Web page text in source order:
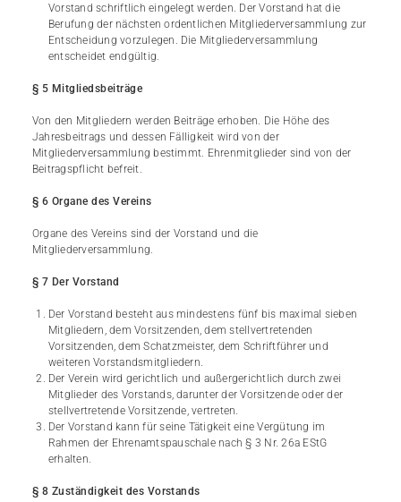
Vorstand schriftlich eingelegt werden. Der Vorstand hat die
Berufung der nächsten ordentlichen Mitgliederversammlung zur
Entscheidung vorzulegen. Die Mitgliederversammlung
entscheidet endgültig.
§ 5 Mitgliedsbeiträge
Von den Mitgliedern werden Beiträge erhoben. Die Höhe des
Jahresbeitrags und dessen Fälligkeit wird von der
Mitgliederversammlung bestimmt. Ehrenmitglieder sind von der
Beitragspflicht befreit.
§ 6 Organe des Vereins
Organe des Vereins sind der Vorstand und die
Mitgliederversammlung.
§ 7 Der Vorstand
Der Vorstand besteht aus mindestens fünf bis maximal sieben
Mitgliedern, dem Vorsitzenden, dem stellvertretenden
Vorsitzenden, dem Schatzmeister, dem Schriftführer und
weiteren Vorstandsmitgliedern.
Der Verein wird gerichtlich und außergerichtlich durch zwei
Mitglieder des Vorstands, darunter der Vorsitzende oder der
stellvertretende Vorsitzende, vertreten.
Der Vorstand kann für seine Tätigkeit eine Vergütung im
Rahmen der Ehrenamtspauschale nach § 3 Nr. 26a EStG
erhalten.
§ 8 Zuständigkeit des Vorstands